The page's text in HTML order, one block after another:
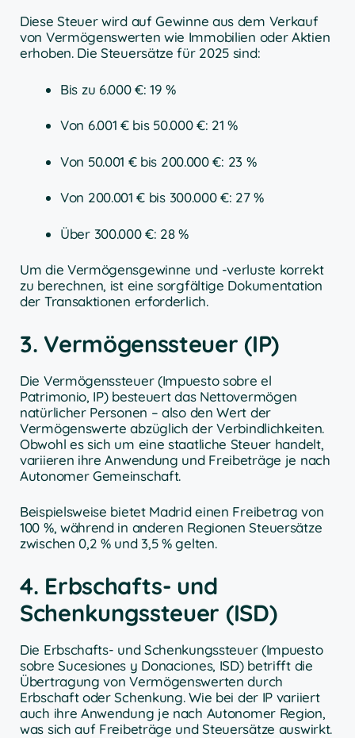
Diese Steuer wird auf Gewinne aus dem Verkauf
von Vermögenswerten wie Immobilien oder Aktien
erhoben. Die Steuersätze für 2025 sind:
Bis zu 6.000 €: 19 %
Von 6.001 € bis 50.000 €: 21 %
Von 50.001 € bis 200.000 €: 23 %
Von 200.001 € bis 300.000 €: 27 %
Über 300.000 €: 28 %
Um die Vermögensgewinne und -verluste korrekt
zu berechnen, ist eine sorgfältige Dokumentation
der Transaktionen erforderlich.
3. Vermögenssteuer (IP)
Die Vermögenssteuer (Impuesto sobre el
Patrimonio, IP) besteuert das Nettovermögen
natürlicher Personen – also den Wert der
Vermögenswerte abzüglich der Verbindlichkeiten.
Obwohl es sich um eine staatliche Steuer handelt,
variieren ihre Anwendung und Freibeträge je nach
Autonomer Gemeinschaft.
Beispielsweise bietet Madrid einen Freibetrag von
100 %, während in anderen Regionen Steuersätze
zwischen 0,2 % und 3,5 % gelten.
4. Erbschafts- und
Schenkungssteuer (ISD)
Die Erbschafts- und Schenkungssteuer (Impuesto
sobre Sucesiones y Donaciones, ISD) betrifft die
Übertragung von Vermögenswerten durch
Erbschaft oder Schenkung. Wie bei der IP variiert
auch ihre Anwendung je nach Autonomer Region,
was sich auf Freibeträge und Steuersätze auswirkt.